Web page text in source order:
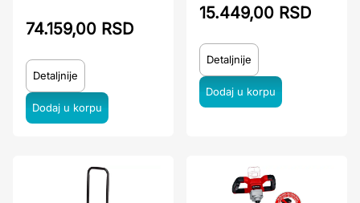
74.159,00 RSD
Detaljnije
15.449,00 RSD
Detaljnije